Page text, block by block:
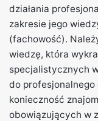
działania
zakresie jego
(fachowość).
wiedzę, która
specjalistycznych
do profesjonalnego
konieczność
obowiązujących w